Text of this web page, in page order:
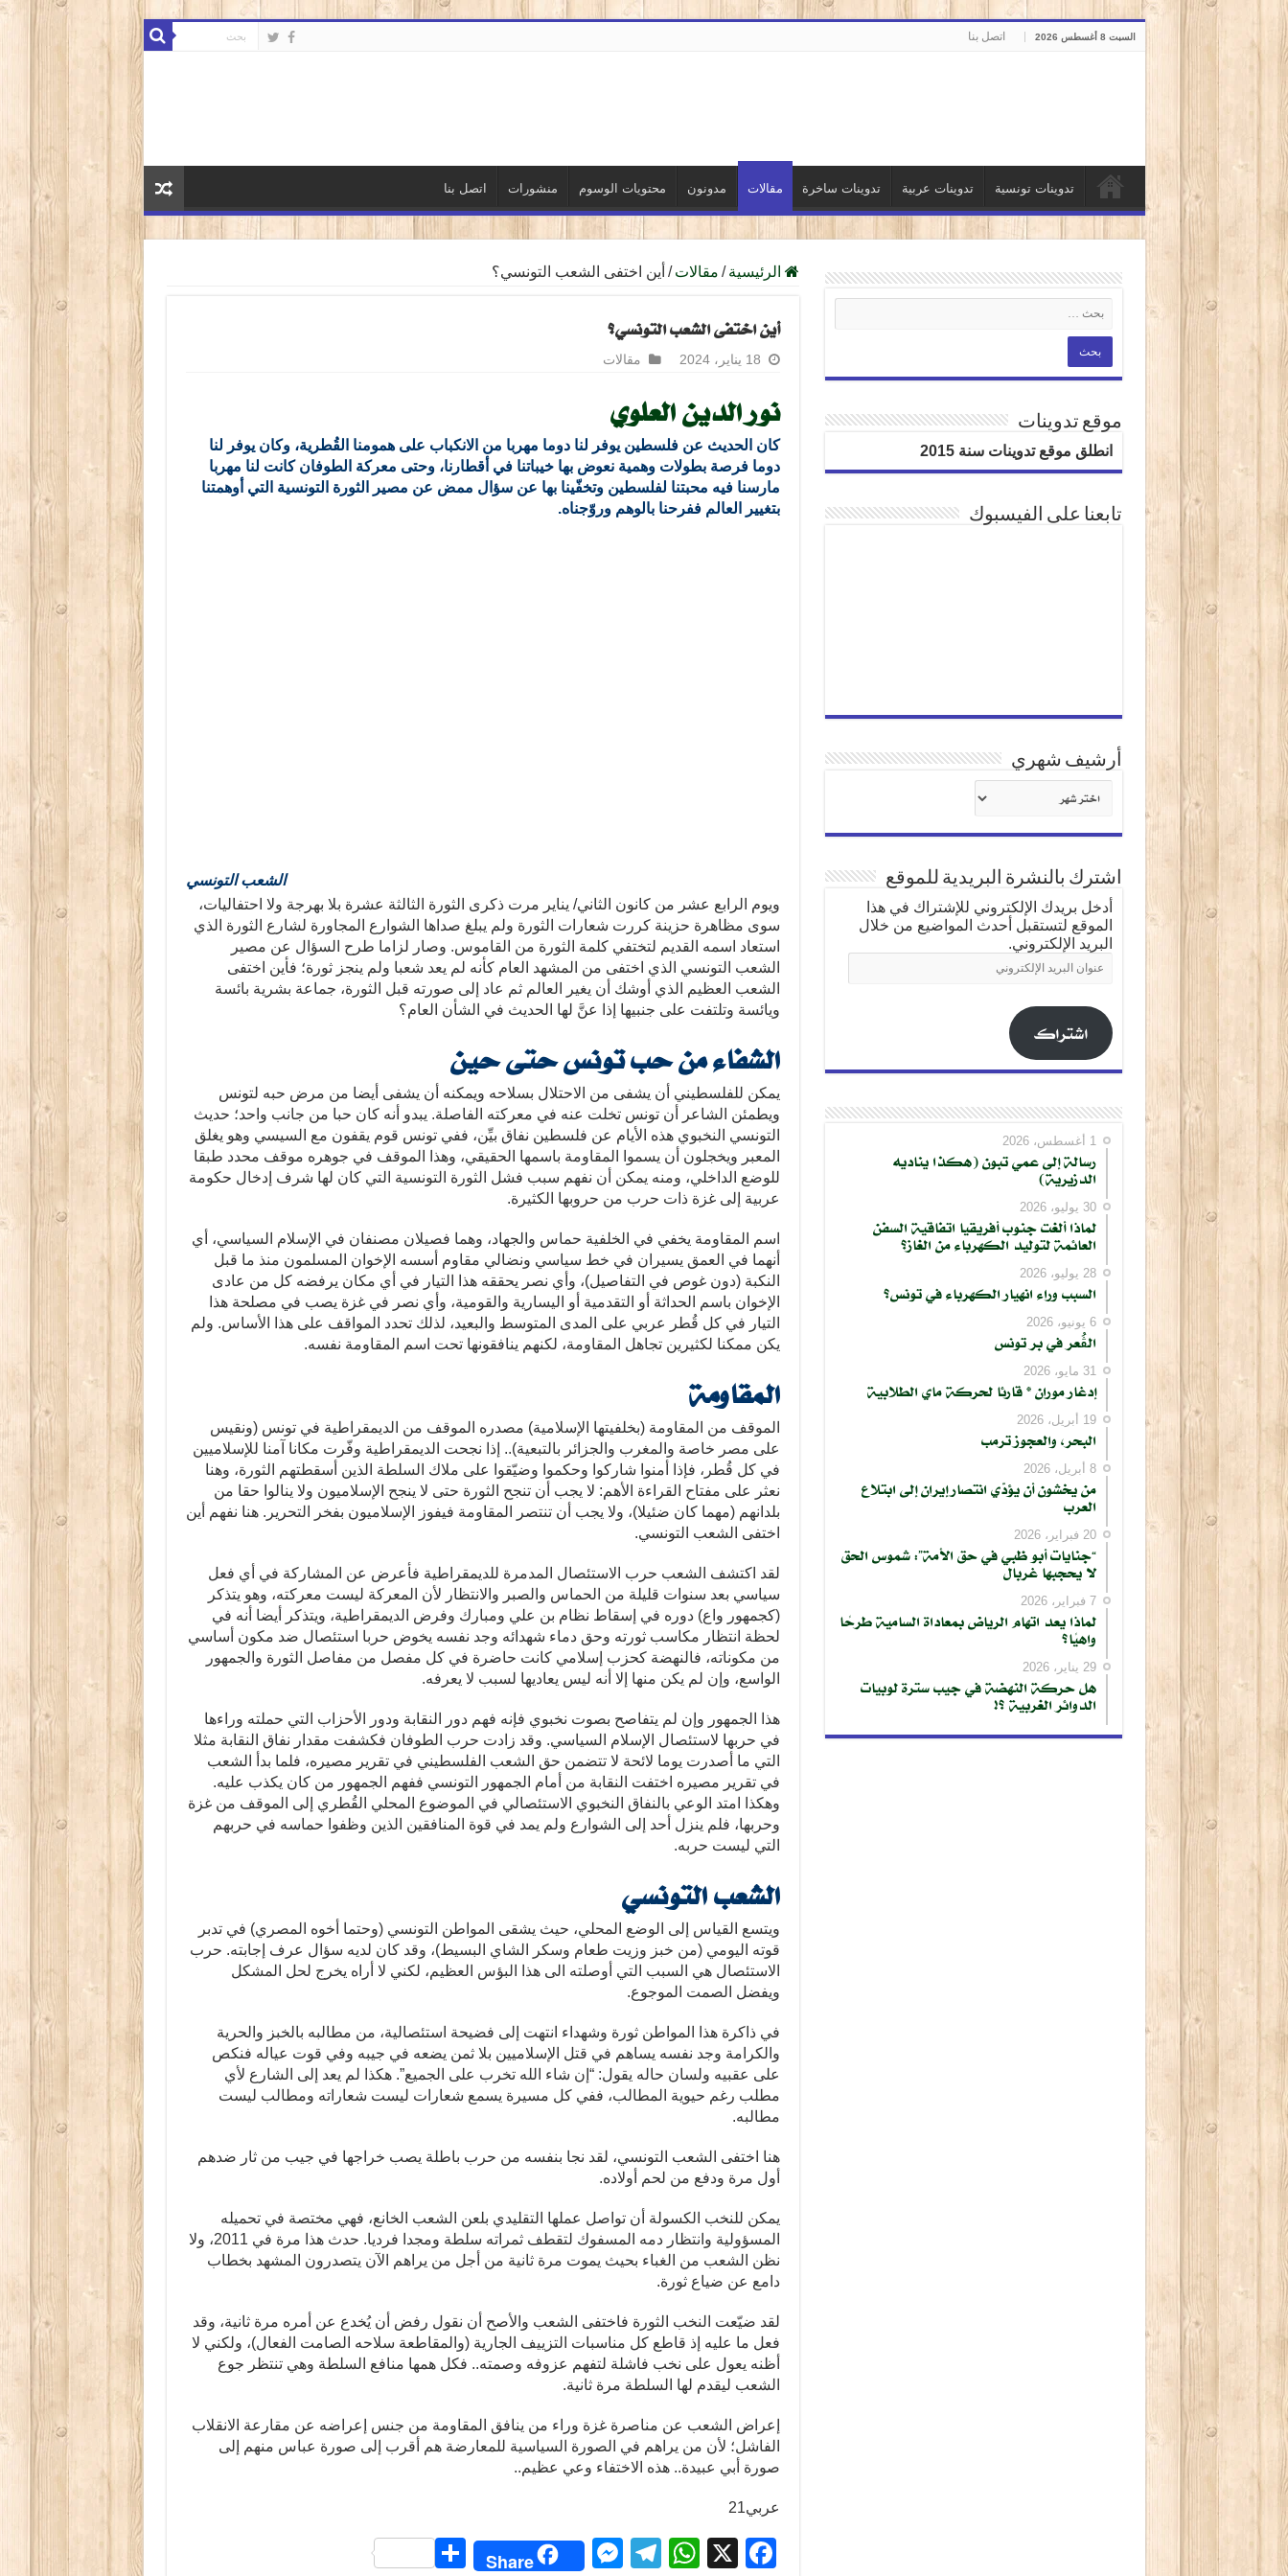
السبت 8 أغسطس 2026 اتصل بنا
تدوينات تونسية تدوينات عربية تدوينات ساخرة مقالات مدونون محتويات الوسوم منشورات اتصل بنا
الرئيسية / مقالات / أين اختفى الشعب التونسي؟
أين اختفى الشعب التونسي؟
18 يناير، 2024 مقالات
نور الدين العلوي
كان الحديث عن فلسطين يوفر لنا دوما مهربا من الانكباب على همومنا القُطرية، وكان يوفر لنا
دوما فرصة بطولات وهمية نعوض بها خيباتنا في أقطارنا، وحتى معركة الطوفان كانت لنا مهربا
مارسنا فيه محبتنا لفلسطين وتخفّينا بها عن سؤال ممض عن مصير الثورة التونسية التي أوهمتنا
بتغيير العالم ففرحنا بالوهم وروّجناه.
الشعب التونسي
ويوم الرابع عشر من كانون الثاني/ يناير مرت ذكرى الثورة الثالثة عشرة بلا بهرجة ولا احتفاليات،
سوى مظاهرة حزينة كررت شعارات الثورة ولم يبلغ صداها الشوارع المجاورة لشارع الثورة الذي
استعاد اسمه القديم لتختفي كلمة الثورة من القاموس. وصار لزاما طرح السؤال عن مصير
الشعب التونسي الذي اختفى من المشهد العام كأنه لم يعد شعبا ولم ينجز ثورة؛ فأين اختفى
الشعب العظيم الذي أوشك أن يغير العالم ثم عاد إلى صورته قبل الثورة، جماعة بشرية بائسة
ويائسة وتلتفت على جنبيها إذا عنَّ لها الحديث في الشأن العام؟
الشفاء من حب تونس حتى حين
يمكن للفلسطيني أن يشفى من الاحتلال بسلاحه ويمكنه أن يشفى أيضا من مرض حبه لتونس
ويطمئن الشاعر أن تونس تخلت عنه في معركته الفاصلة. يبدو أنه كان حبا من جانب واحد؛ حديث
التونسي النخبوي هذه الأيام عن فلسطين نفاق بيِّن، ففي تونس قوم يقفون مع السيسي وهو يغلق
المعبر ويخجلون أن يسموا المقاومة باسمها الحقيقي، وهذا الموقف في جوهره موقف محدد طبقا
للوضع الداخلي، ومنه يمكن أن نفهم سبب فشل الثورة التونسية التي كان لها شرف إدخال حكومة
عربية إلى غزة ذات حرب من حروبها الكثيرة.
اسم المقاومة يخفي في الخلفية حماس والجهاد، وهما فصيلان مصنفان في الإسلام السياسي، أي
أنهما في العمق يسيران في خط سياسي ونضالي مقاوم أسسه الإخوان المسلمون منذ ما قبل
النكبة (دون غوص في التفاصيل)، وأي نصر يحققه هذا التيار في أي مكان يرفضه كل من عادى
الإخوان باسم الحداثة أو التقدمية أو اليسارية والقومية، وأي نصر في غزة يصب في مصلحة هذا
التيار في كل قُطر عربي على المدى المتوسط والبعيد، لذلك تحدد المواقف على هذا الأساس. ولم
يكن ممكنا لكثيرين تجاهل المقاومة، لكنهم ينافقونها تحت اسم المقاومة نفسه.
المقاومة
الموقف من المقاومة (بخلفيتها الإسلامية) مصدره الموقف من الديمقراطية في تونس (ونقيس
على مصر خاصة والمغرب والجزائر بالتبعية).. إذا نجحت الديمقراطية وفّرت مكانا آمنا للإسلاميين
في كل قُطر، فإذا أمنوا شاركوا وحكموا وضيّقوا على ملاك السلطة الذين أسقطتهم الثورة، وهنا
نعثر على مفتاح القراءة الأهم: لا يجب أن تنجح الثورة حتى لا ينجح الإسلاميون ولا ينالوا حقا من
بلدانهم (مهما كان ضئيلا)، ولا يجب أن تنتصر المقاومة فيفوز الإسلاميون بفخر التحرير. هنا نفهم أين
اختفى الشعب التونسي.
لقد اكتشف الشعب حرب الاستئصال المدمرة للديمقراطية فأعرض عن المشاركة في أي فعل
سياسي بعد سنوات قليلة من الحماس والصبر والانتظار لأن المعركة ليست معركته، وهو يتذكر
(كجمهور واع) دوره في إسقاط نظام بن علي ومبارك وفرض الديمقراطية، ويتذكر أيضا أنه في
لحظة انتظار مكاسب ثورته وحق دماء شهدائه وجد نفسه يخوض حربا استئصال ضد مكون أساسي
من مكوناته، فالنهضة كحزب إسلامي كانت حاضرة في كل مفصل من مفاصل الثورة والجمهور
الواسع، وإن لم يكن منها إلا أنه ليس يعاديها لسبب لا يعرفه.
هذا الجمهور وإن لم يتفاصح بصوت نخبوي فإنه فهم دور النقابة ودور الأحزاب التي حملته وراءها
في حربها لاستئصال الإسلام السياسي. وقد زادت حرب الطوفان فكشفت مقدار نفاق النقابة مثلا
التي ما أصدرت يوما لائحة لا تتضمن حق الشعب الفلسطيني في تقرير مصيره، فلما بدأ الشعب
في تقرير مصيره اختفت النقابة من أمام الجمهور التونسي ففهم الجمهور من كان يكذب عليه.
وهكذا امتد الوعي بالنفاق النخبوي الاستئصالي في الموضوع المحلي القُطري إلى الموقف من غزة
وحربها، فلم ينزل أحد إلى الشوارع ولم يمد في قوة المنافقين الذين وظفوا حماسه في حربهم
التي ليست حربه.
الشعب التونسي
ويتسع القياس إلى الوضع المحلي، حيث يشقى المواطن التونسي (وحتما أخوه المصري) في تدبر
قوته اليومي (من خبز وزيت طعام وسكر الشاي البسيط)، وقد كان لديه سؤال عرف إجابته. حرب
الاستئصال هي السبب التي أوصلته الى هذا البؤس العظيم، لكني لا أراه يخرج لحل المشكل
ويفضل الصمت الموجوع.
في ذاكرة هذا المواطن ثورة وشهداء انتهت إلى فضيحة استئصالية، من مطالبه بالخبز والحرية
والكرامة وجد نفسه يساهم في قتل الإسلاميين بلا ثمن يضعه في جيبه وفي قوت عياله فنكص
على عقبيه ولسان حاله يقول: “إن شاء الله تخرب على الجميع”. هكذا لم يعد إلى الشارع لأي
مطلب رغم حيوية المطالب، ففي كل مسيرة يسمع شعارات ليست شعاراته ومطالب ليست
مطالبه.
هنا اختفى الشعب التونسي، لقد نجا بنفسه من حرب باطلة يصب خراجها في جيب من ثار ضدهم
أول مرة ودفع من لحم أولاده.
يمكن للنخب الكسولة أن تواصل عملها التقليدي بلعن الشعب الخانع، فهي مختصة في تحميله
المسؤولية وانتظار دمه المسفوك لتقطف ثمراته سلطة ومجدا فرديا. حدث هذا مرة في 2011، ولا
نظن الشعب من الغباء بحيث يموت مرة ثانية من أجل من يراهم الآن يتصدرون المشهد بخطاب
دامع عن ضياع ثورة.
لقد ضيّعت النخب الثورة فاختفى الشعب والأصح أن نقول رفض أن يُخدع عن أمره مرة ثانية، وقد
فعل ما عليه إذ قاطع كل مناسبات التزييف الجارية (والمقاطعة سلاحه الصامت الفعال)، ولكني لا
أظنه يعول على نخب فاشلة لتفهم عزوفه وصمته.. فكل همها منافع السلطة وهي تنتظر جوع
الشعب ليقدم لها السلطة مرة ثانية.
إعراض الشعب عن مناصرة غزة وراء من ينافق المقاومة من جنس إعراضه عن مقارعة الانقلاب
الفاشل؛ لأن من يراهم في الصورة السياسية للمعارضة هم أقرب إلى صورة عباس منهم إلى
صورة أبي عبيدة.. هذه الاختفاء وعي عظيم..
عربي21
F
X
W
T
M
Share
موقع تدوينات
انطلق موقع تدوينات سنة 2015
تابعنا على الفيسبوك
أرشيف شهري
شهري
اشترك بالنشرة البريدية للموقع
أدخل بريدك الإلكتروني للإشتراك في هذا
الموقع لتستقبل أحدث المواضيع من خلال
البريد الإلكتروني.
عنوان
البريد
اشتراك
1 أغسطس، 2026
رسالة إلى عمي تبون (هكذا يناديه
الدزيرية)
30 يوليو، 2026
لماذا ألغت جنوب أفريقيا اتفاقية السفن
العائمة لتوليد الكهرباء من الغاز؟
28 يوليو، 2026
السبب وراء انهيار الكهرباء في تونس؟
6 يونيو، 2026
الڨُعر في بر تونس
31 مايو، 2026
إدغار موران * قارئا لحركة ماي الطلابية
19 أبريل، 2026
البحر، والعجوز ترمب
8 أبريل، 2026
من يخشون أن يؤدّي انتصار إيران إلى ابتلاع
العرب
20 فبراير، 2026
“جنايات أبو ظبي في حق الأمة”: شموس الحق
لا يحجبها غربال
7 فبراير، 2026
لماذا يعد اتهام الرياض بمعاداة السامية طرحًا
واهيًا؟
29 يناير، 2026
هل حركة النهضة في جيب سترة لوبيات
الدوائر الغربية ؟!